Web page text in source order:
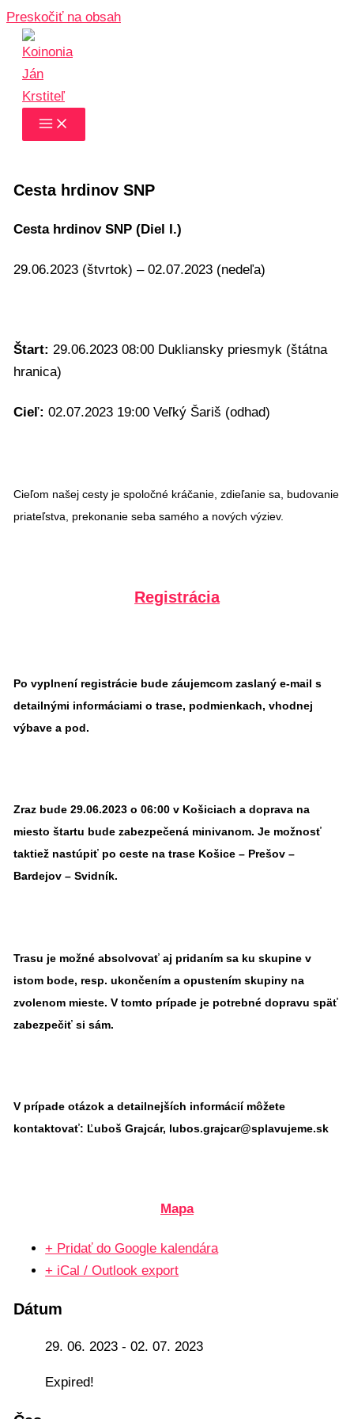
Preskočiť na obsah
Cesta hrdinov SNP
Cesta hrdinov SNP (Diel I.)
29.06.2023 (štvrtok) – 02.07.2023 (nedeľa)
Štart:29.06.2023 08:00 Dukliansky priesmyk (štátna
hranica)
Cieľ:02.07.2023 19:00 Veľký Šariš (odhad)
Cieľom našej cesty je spoločné kráčanie, zdieľanie sa, budovanie
priateľstva, prekonanie seba samého a nových výziev.
Registrácia
Po vyplnení registrácie bude záujemcom zaslaný e-mail s
detailnými informáciami o trase, podmienkach, vhodnej
výbave a pod.
Zraz bude 29.06.2023 o 06:00 v Košiciach a doprava na
miesto štartu bude zabezpečená minivanom. Je možnosť
taktiež nastúpiť po ceste na trase Košice – Prešov –
Bardejov – Svidník.
Trasu je možné absolvovať aj pridaním sa ku skupine v
istom bode, resp. ukončením a opustením skupiny na
zvolenom mieste. V tomto prípade je potrebné dopravu späť
zabezpečiť si sám.
V prípade otázok a detailnejších informácií môžete
kontaktovať: Ľuboš Grajcár, lubos.grajcar@splavujeme.sk
Mapa
+ Pridať do Google kalendára
+ iCal / Outlook export
Dátum
29. 06. 2023 - 02. 07. 2023
Expired!